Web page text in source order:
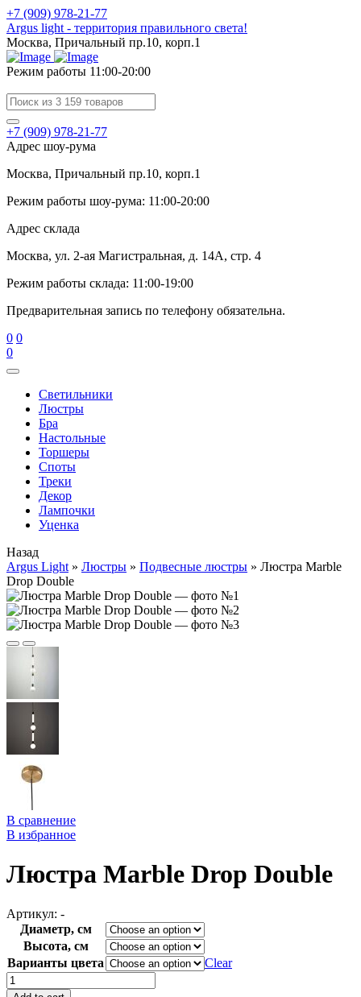
+7 (909) 978-21-77
Argus light - территория правильного света!
Москва, Причальный пр.10, корп.1
Режим работы 11:00-20:00
+7 (909) 978-21-77
Адрес шоу-рума
Москва, Причальный пр.10, корп.1
Режим работы шоу-рума: 11:00-20:00
Адрес склада
Москва, ул. 2-ая Магистральная, д. 14А, стр. 4
Режим работы склада: 11:00-19:00
Предварительная запись по телефону обязательна.
0 0
0
Cветильники
Люстры
Бра
Настольные
Торшеры
Споты
Треки
Декор
Лампочки
Уценка
Назад
Argus Light » Люстры » Подвесные люстры » Люстра Marble
Drop Double
В сравнение
В избранное
Люстра Marble Drop Double
Артикул: -
Диаметр, см
Высота, см
Варианты цвета
Clear
Люстра
Marble